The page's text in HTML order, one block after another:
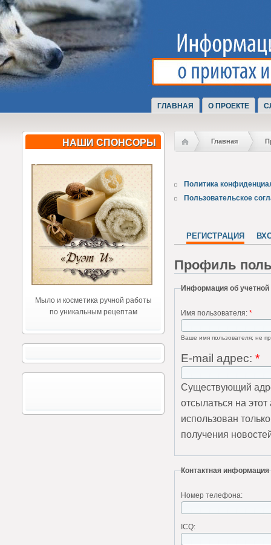
ГЛАВНАЯ О ПРОЕКТЕ
НАШИ СПОНСОРЫ
Мыло и косметика ручной работы
по уникальным рецептам
Главная
Политика
Пользовательское
РЕГИСТРАЦИЯ
Профиль
Информация об учетной
Имя пользователя: *
Ваше имя пользователя; не
E-mail адрес: *
Существующий
отсылаться на
использован
получения
Контактная информация
Номер телефона:
ICQ: